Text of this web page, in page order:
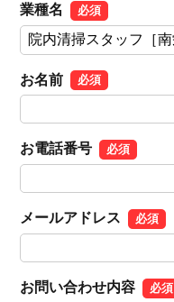
業種名 必須
お名前 必須
お電話番号 必須
メールアドレス 必須
お問い合わせ内容 必須